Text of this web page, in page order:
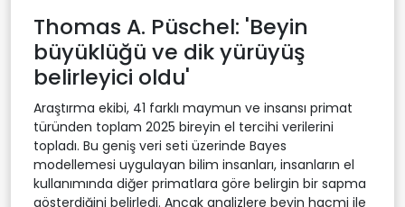
Thomas A. Püschel: 'Beyin
büyüklüğü ve dik yürüyüş
belirleyici oldu'
Araştırma ekibi, 41 farklı maymun ve insansı primat
türünden toplam 2025 bireyin el tercihi verilerini
topladı. Bu geniş veri seti üzerinde Bayes
modellemesi uygulayan bilim insanları, insanların el
kullanımında diğer primatlara göre belirgin bir sapma
gösterdiğini belirledi. Ancak analizlere beyin hacmi ile